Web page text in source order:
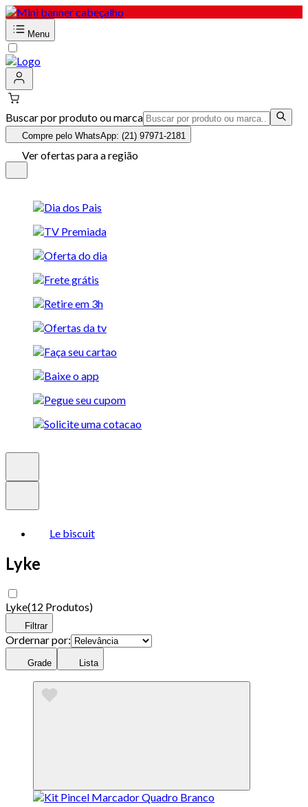
Menu
Buscar por produto ou marca
Compre pelo WhatsApp: (21) 97971-2181
Ver ofertas para a região
Le biscuit
Lyke
Lyke(12 Produtos)
Filtrar
Ordernar por:
Grade Lista